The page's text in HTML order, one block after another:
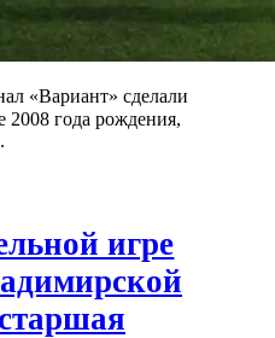
«Вариант» сделали
2008 года рождения,
игре